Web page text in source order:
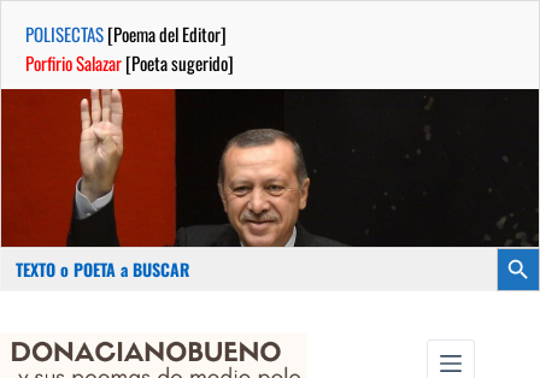
POLISECTAS[Poema del Editor]
Porfirio Salazar[Poeta sugerido]
Buscar:
contenido